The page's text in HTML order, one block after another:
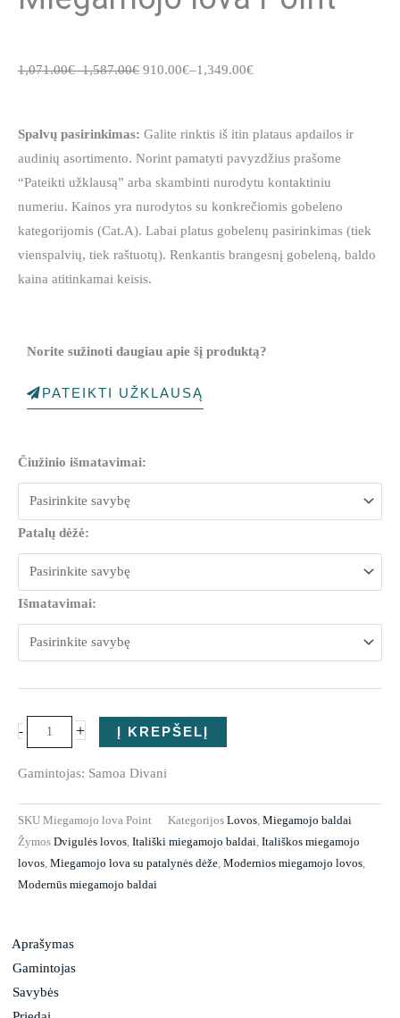
1,071.00€–1,587.00€ 910.00€–1,349.00€
Spalvų pasirinkimas: Galite rinktis iš itin plataus apdailos ir
audinių asortimento. Norint pamatyti pavyzdžius prašome
“Pateikti užklausą” arba skambinti nurodytu kontaktiniu
numeriu. Kainos yra nurodytos su konkrečiomis gobeleno
kategorijomis (Cat.A). Labai platus gobelenų pasirinkimas (tiek
vienspalvių, tiek raštuotų). Renkantis brangesnį gobeleną, baldo
kaina atitinkamai keisis.
Norite sužinoti daugiau apie šį produktą?
PATEIKTI UŽKLAUSĄ
Čiužinio išmatavimai:
Patalų dėžė:
Išmatavimai:
-
kiekis:
Miegamojo
Point
+ Į KREPŠELĮ
Gamintojas: Samoa Divani
SKU Miegamojo lova Point Kategorijos Lovos, Miegamojo baldai
Žymos Dvigulės lovos, Itališki miegamojo baldai, Itališkos miegamojo
lovos, Miegamojo lova su patalynės dėže, Modernios miegamojo lovos,
Modernūs miegamojo baldai
Aprašymas
Gamintojas
Savybės